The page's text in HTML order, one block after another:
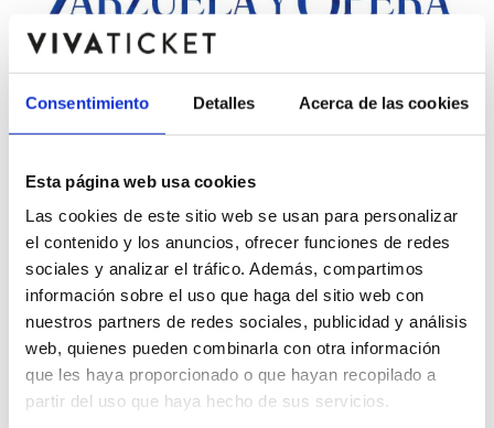
Consentimiento Detalles Acerca de las cookies
Esta página web usa cookies
Las cookies de este sitio web se usan para personalizar
el contenido y los anuncios, ofrecer funciones de redes
sociales y analizar el tráfico. Además, compartimos
información sobre el uso que haga del sitio web con
nuestros partners de redes sociales, publicidad y análisis
web, quienes pueden combinarla con otra información
que les haya proporcionado o que hayan recopilado a
partir del uso que haya hecho de sus servicios.
4º FESTIVAL DE ZARZUELA
Y ÓPERA
- Madrid
Description
4º FESTIVAL DE ZARZUELA Y ÓPERA del 16 de abril al